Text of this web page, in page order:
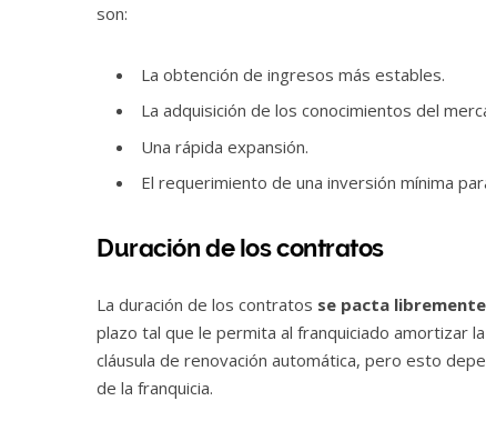
son:
La obtención de ingresos más estables.
La adquisición de los conocimientos del
Una rápida expansión.
El requerimiento de una inversión mínima
Duración de los contratos
La duración de los contratos se pacta
plazo tal que le permita al franquiciado amortizar
cláusula de renovación automática, pero esto
de la franquicia.